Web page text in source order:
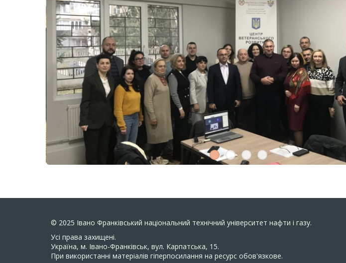
© 2025 Івано Франківський національний технічний університет нафти і газу.
Усi права захищенi.
Україна, м. Івано-Франківськ, вул. Карпатська, 15.
При використанні матеріалів гіперпосилання на ресурс обов'язкове.